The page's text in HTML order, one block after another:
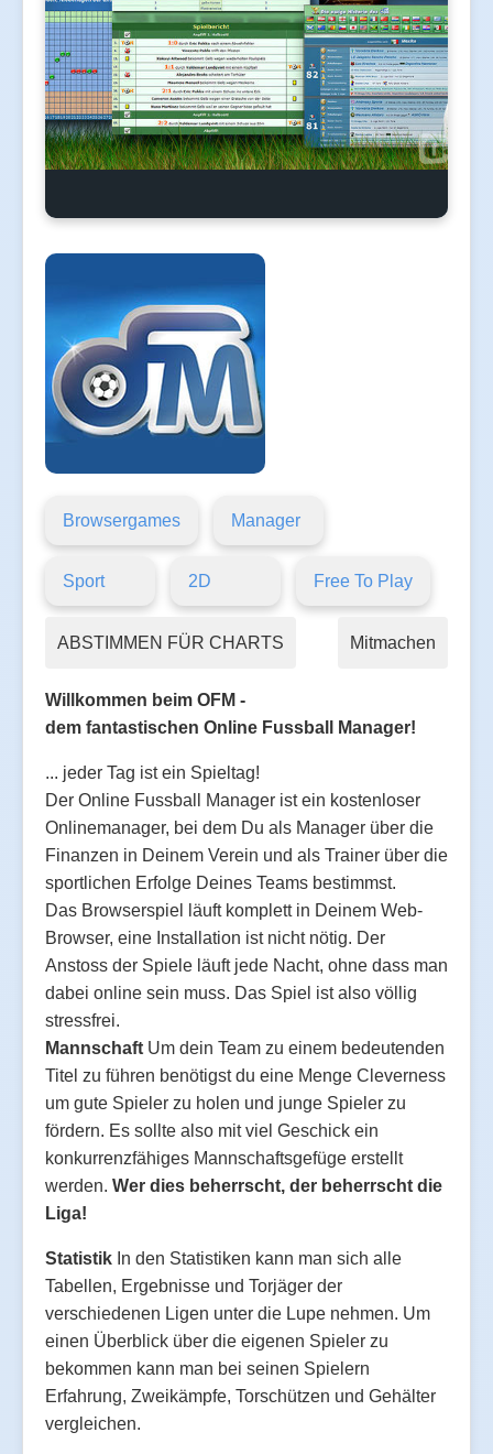
Browsergames Manager
Sport 2D Free To Play
ABSTIMMEN FÜR CHARTS Mitmachen
Willkommen beim OFM -
dem fantastischen Online Fussball Manager!
... jeder Tag ist ein Spieltag!
Der Online Fussball Manager ist ein kostenloser
Onlinemanager, bei dem Du als Manager über die
Finanzen in Deinem Verein und als Trainer über die
sportlichen Erfolge Deines Teams bestimmst.
Das Browserspiel läuft komplett in Deinem Web-
Browser, eine Installation ist nicht nötig. Der
Anstoss der Spiele läuft jede Nacht, ohne dass man
dabei online sein muss. Das Spiel ist also völlig
stressfrei.
Mannschaft Um dein Team zu einem bedeutenden
Titel zu führen benötigst du eine Menge Cleverness
um gute Spieler zu holen und junge Spieler zu
fördern. Es sollte also mit viel Geschick ein
konkurrenzfähiges Mannschaftsgefüge erstellt
werden. Wer dies beherrscht, der beherrscht die
Liga!
Statistik In den Statistiken kann man sich alle
Tabellen, Ergebnisse und Torjäger der
verschiedenen Ligen unter die Lupe nehmen. Um
einen Überblick über die eigenen Spieler zu
bekommen kann man bei seinen Spielern
Erfahrung, Zweikämpfe, Torschützen und Gehälter
vergleichen.